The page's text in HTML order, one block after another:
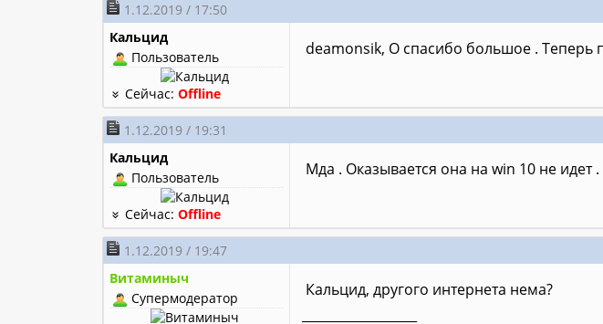
1.12.2019 / 17:50
Кальцид
Пользователь
Сейчас:Offline
deamonsik, О спасибо большое . Теперь
1.12.2019 / 19:31
Кальцид
Пользователь
Сейчас:Offline
Мда . Оказывается она на win 10 не идет
1.12.2019 / 19:47
Витаминыч
Супермодератор
Кальцид, другого интернета нема?